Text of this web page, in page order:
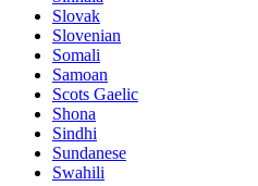
Slovak
Slovenian
Somali
Samoan
Scots Gaelic
Shona
Sindhi
Sundanese
Swahili